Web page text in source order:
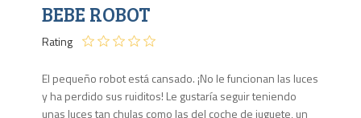
BEBE ROBOT
Rating
El pequeño robot está cansado. ¡No le funcionan las luces
y ha perdido sus ruiditos! Le gustaría seguir teniendo
unas luces tan chulas como las del coche de juguete, un